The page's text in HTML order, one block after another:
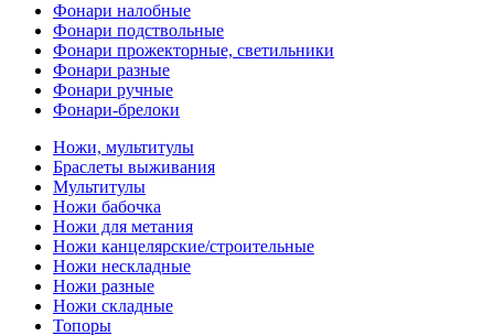
Фонари налобные
Фонари подствольные
Фонари прожекторные, светильники
Фонари разные
Фонари ручные
Фонари-брелоки
Ножи, мультитулы
Браслеты выживания
Мультитулы
Ножи бабочка
Ножи для метания
Ножи канцелярские/строительные
Ножи нескладные
Ножи разные
Ножи складные
Топоры